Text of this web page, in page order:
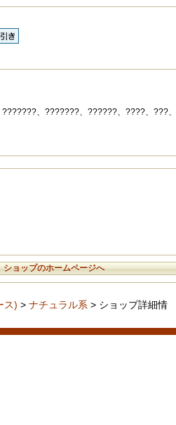
、???????、??????、????、???
ショップのホームページへ
ス) > ナチュラル系 > ショップ詳細情